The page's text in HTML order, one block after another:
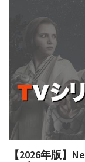
【2026年版】